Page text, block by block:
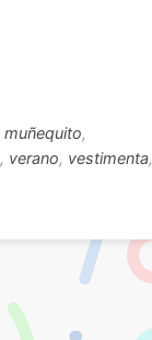
muñequito,
, verano, vestimenta,